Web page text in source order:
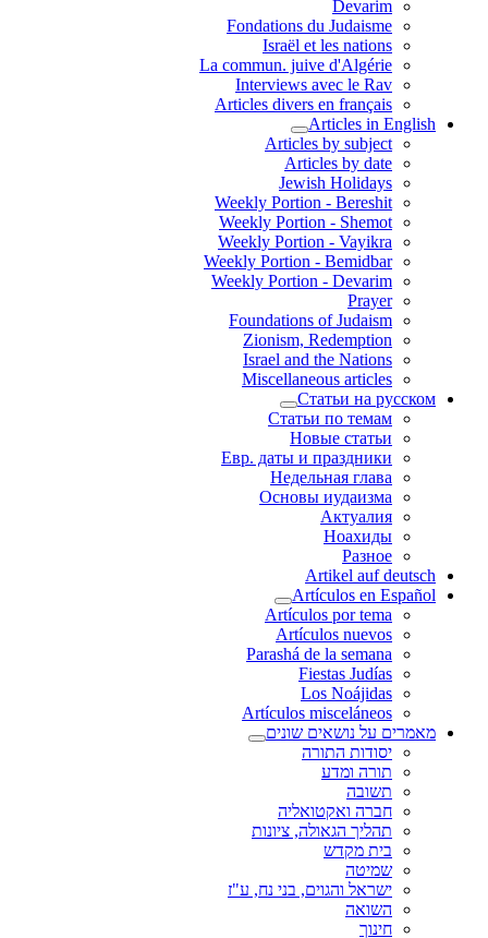
Devarim
Fondations du Judaisme
Israël et les nations
La commun. juive d'Algérie
Interviews avec le Rav
Articles divers en français
Articles in English
Articles by subject
Articles by date
Jewish Holidays
Weekly Portion - Bereshit
Weekly Portion - Shemot
Weekly Portion - Vayikra
Weekly Portion - Bemidbar
Weekly Portion - Devarim
Prayer
Foundations of Judaism
Zionism, Redemption
Israel and the Nations
Miscellaneous articles
Статьи на русском
Статьи по темам
Новые статьи
Евр. даты и праздники
Недельная глава
Основы иудаизма
Актуалия
Ноахиды
Разное
Artikel auf deutsch
Artículos en Español
Artículos por tema
Artículos nuevos
Parashá de la semana
Fiestas Judías
Los Noájidas
Artículos misceláneos
מאמרים על נושאים שונים
יסודות התורה
תורה ומדע
תשובה
חברה ואקטואליה
תהליך הגאולה, ציונות
בית מקדש
שמיטה
ישראל והגוים, בני נח, ע"ז
השואה
חינוך